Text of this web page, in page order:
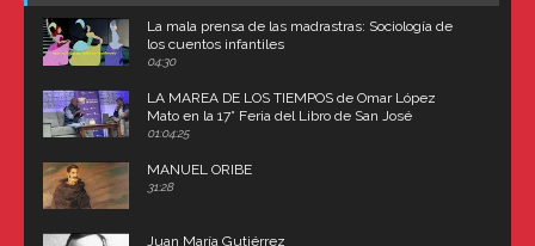
La mala prensa de las madrastras: Sociología de
los cuentos infantiles
04:30
LA MAREA DE LOS TIEMPOS de Omar López
Mato en la 17° Feria del Libro de San José
(Uruguay)
01:04:25
MANUEL ORIBE
31:28
Juan María Gutiérrez